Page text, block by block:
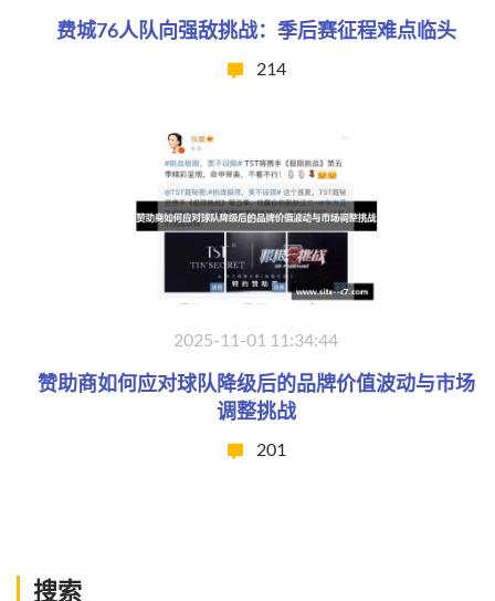
费城76人队向强敌挑战：季后赛征程难点临头
214
2025-11-01 11:34:44
赞助商如何应对球队降级后的品牌价值波动与市场
调整挑战
201
搜索